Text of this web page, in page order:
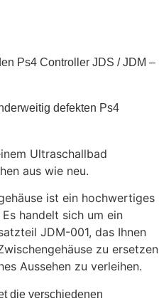
Ps4 Controller JDS / JDM –
defekten Ps4
Ultraschallbad
aus wie neu.
ist ein hochwertiges
handelt sich um ein
JDM-001, das Ihnen
zu ersetzen
Aussehen zu verleihen.
die verschiedenen